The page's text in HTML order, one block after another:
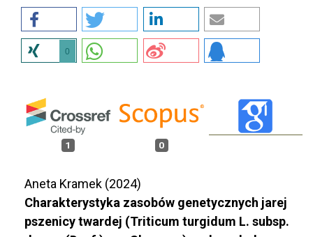
0
1 0
Aneta Kramek (2024)
Charakterystyka zasobów genetycznych jarej
pszenicy twardej (Triticum turgidum L. subsp.